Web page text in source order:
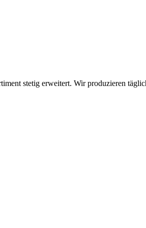
stetig erweitert. Wir produzieren